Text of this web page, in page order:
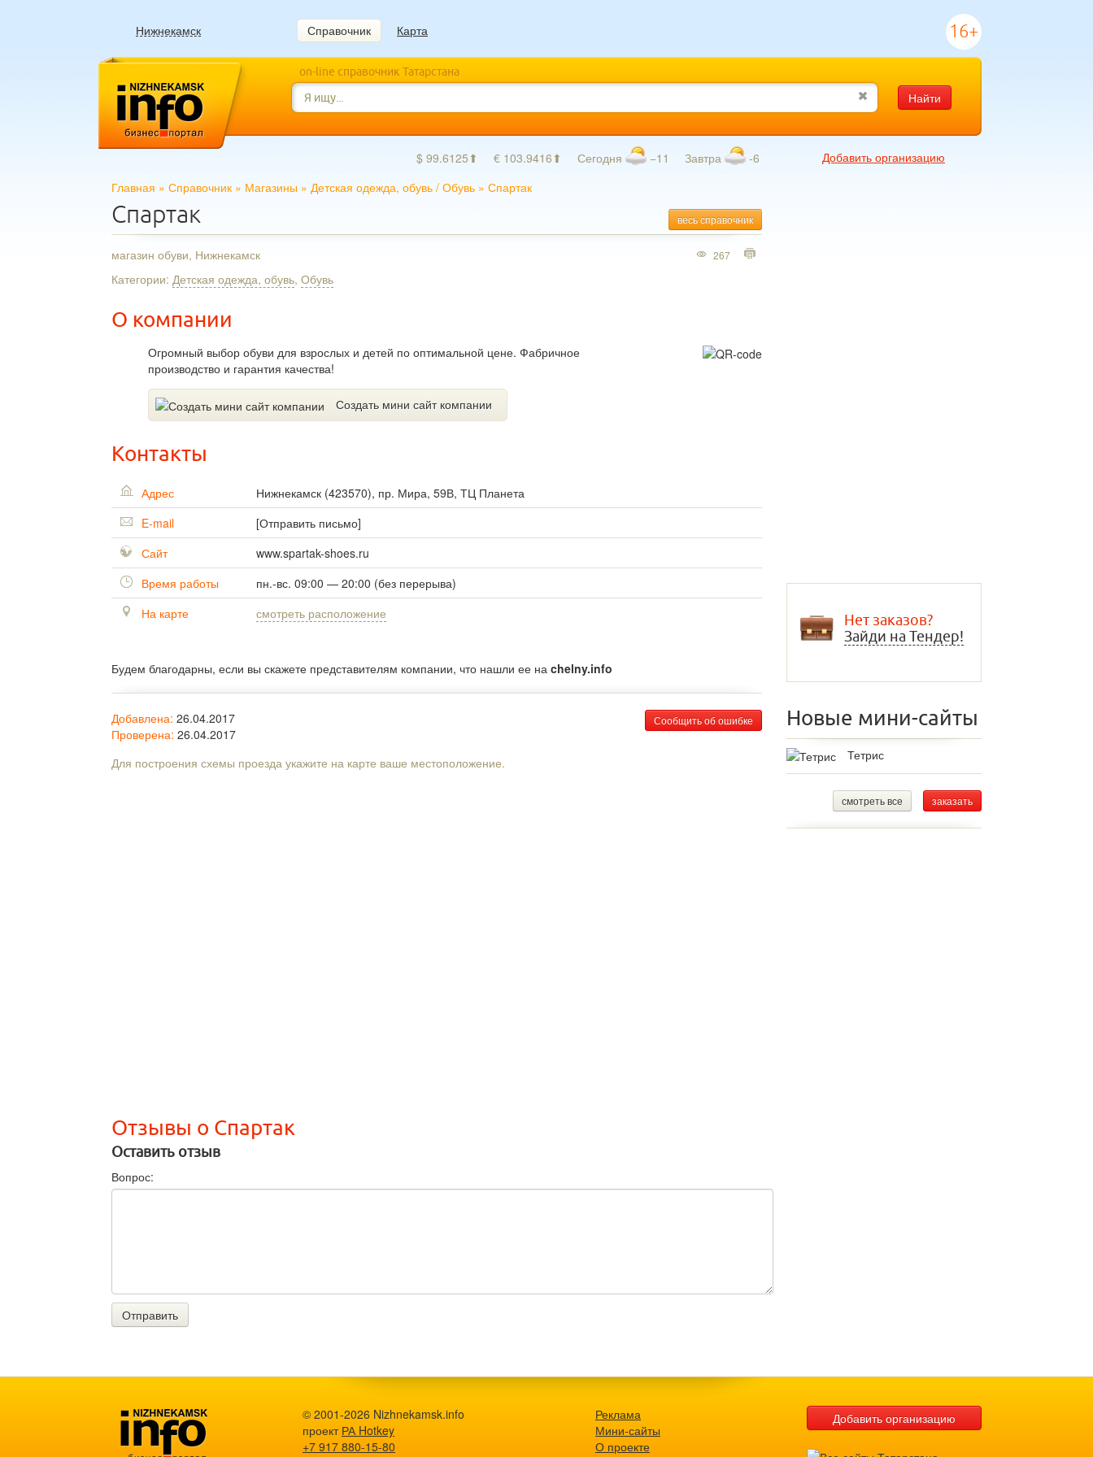
Нижнекамск Справочник Карта 16+
on-line справочник Татарстана
Найти
$ 99.6125⬆ € 103.9416⬆ Сегодня −11 Завтра -6
Добавить организацию
Главная » Справочник » Магазины » Детская одежда, обувь / Обувь » Спартак
весь справочник
Спартак
магазин обуви, Нижнекамск
Категории: Детская одежда, обувь, Обувь
О компании
Огромный выбор обуви для взрослых и детей по оптимальной цене. Фабричное
производство и гарантия качества!
Создать мини сайт компании
267
Контакты
Адрес Нижнекамск (423570), пр. Мира, 59В, ТЦ Планета
E-mail
[Отправить письмо]
Сайт
www.spartak-shoes.ru
Время работы
пн.-вс. 09:00 — 20:00 (без перерыва)
На карте
смотреть расположение
Будем благодарны, если вы скажете представителям компании, что нашли ее на chelny.info
Сообщить об ошибке
Добавлена: 26.04.2017
Проверена: 26.04.2017
Для построения схемы проезда укажите на карте ваше местоположение.
Отзывы о Спартак
Оставить отзыв
Вопрос:
Отправить
Нет заказов?
Зайди на Тендер!
Новые мини-сайты
Тетрис
смотреть все заказать
© 2001-2026 Nizhnekamsk.info
проект РА Hotkey
+7 917 880-15-80
Реклама
Мини-сайты
О проекте
Добавить организацию